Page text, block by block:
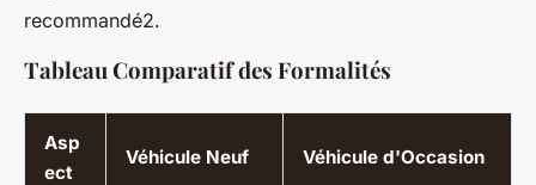
recommandé2.
Tableau Comparatif des Formalités
Asp
ect
Véhicule Neuf Véhicule d'Occasion